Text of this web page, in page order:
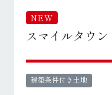
NEW
スマイルタウ
建築条件付き土地